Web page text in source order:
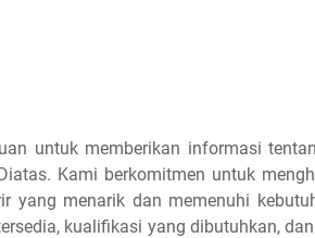
untuk memberikan informasi
Kami berkomitmen untuk
yang menarik dan memenuhi
kualifikasi yang dibutuhkan,